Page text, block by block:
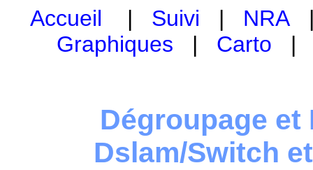
Accueil | Suivi | NRA
Graphiques | Carto
Dégroupage et
Dslam/Switch